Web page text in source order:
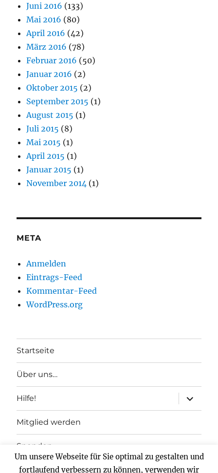
Juni 2016 (133)
Mai 2016 (80)
April 2016 (42)
März 2016 (78)
Februar 2016 (50)
Januar 2016 (2)
Oktober 2015 (2)
September 2015 (1)
August 2015 (1)
Juli 2015 (8)
Mai 2015 (1)
April 2015 (1)
Januar 2015 (1)
November 2014 (1)
META
Anmelden
Eintrags-Feed
Kommentar-Feed
WordPress.org
Startseite
Über uns…
Hilfe!
anzeigen
Mitglied werden
Spenden
Impressum
Um unsere Webseite für Sie optimal zu gestalten und
fortlaufend verbessern zu können, verwenden wir